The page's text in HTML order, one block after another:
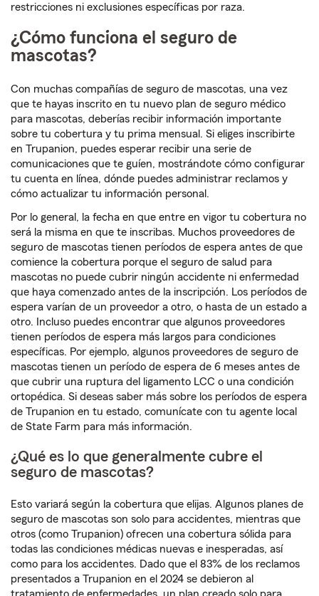
restricciones ni exclusiones específicas por raza.
¿Cómo funciona el seguro de
mascotas?
Con muchas compañías de seguro de mascotas, una vez
que te hayas inscrito en tu nuevo plan de seguro médico
para mascotas, deberías recibir información importante
sobre tu cobertura y tu prima mensual. Si eliges inscribirte
en Trupanion, puedes esperar recibir una serie de
comunicaciones que te guíen, mostrándote cómo configurar
tu cuenta en línea, dónde puedes administrar reclamos y
cómo actualizar tu información personal.
Por lo general, la fecha en que entre en vigor tu cobertura no
será la misma en que te inscribas. Muchos proveedores de
seguro de mascotas tienen períodos de espera antes de que
comience la cobertura porque el seguro de salud para
mascotas no puede cubrir ningún accidente ni enfermedad
que haya comenzado antes de la inscripción. Los períodos de
espera varían de un proveedor a otro, o hasta de un estado a
otro. Incluso puedes encontrar que algunos proveedores
tienen períodos de espera más largos para condiciones
específicas. Por ejemplo, algunos proveedores de seguro de
mascotas tienen un período de espera de 6 meses antes de
que cubrir una ruptura del ligamento LCC o una condición
ortopédica. Si deseas saber más sobre los períodos de espera
de Trupanion en tu estado, comunícate con tu agente local
de State Farm para más información.
¿Qué es lo que generalmente cubre el
seguro de mascotas?
Esto variará según la cobertura que elijas. Algunos planes de
seguro de mascotas son solo para accidentes, mientras que
otros (como Trupanion) ofrecen una cobertura sólida para
todas las condiciones médicas nuevas e inesperadas, así
como para los accidentes. Dado que el 83% de los reclamos
presentados a Trupanion en el 2024 se debieron al